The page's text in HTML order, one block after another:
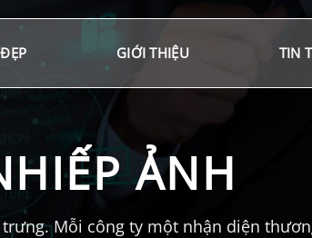
GIỚI THIỆU TIN
ẢNH
Mỗi công ty một nhận diện